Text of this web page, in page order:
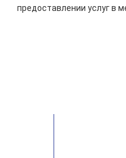
предоставлении услуг в